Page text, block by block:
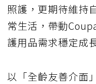
照護，更期待維持
常生活，帶動
護用品需求穩定成
以「全齡友善介面